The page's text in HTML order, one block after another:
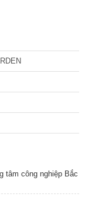
tâm công nghiệp Bắc